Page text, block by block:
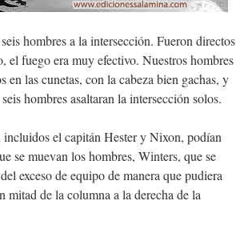
hombres a la intersección. Fueron directos
el fuego era muy efectivo. Nuestros hombres
en las cunetas, con la cabeza bien gachas, y
hombres asaltaran la intersección solos.
el capitán Hester y Nixon, podían
se muevan los hombres, Winters, que se
exceso de equipo de manera que pudiera
mitad de la columna a la derecha de la